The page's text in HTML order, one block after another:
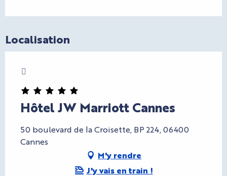
Localisation
Hôtel JW Marriott Cannes
Charte Bienvenue à Cannes
50 boulevard de la Croisette, BP 224, 06400
Cannes
M'y rendre
J'y vais en train !